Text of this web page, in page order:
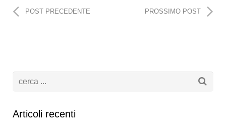
POST PRECEDENTE PROSSIMO POST
Articoli recenti